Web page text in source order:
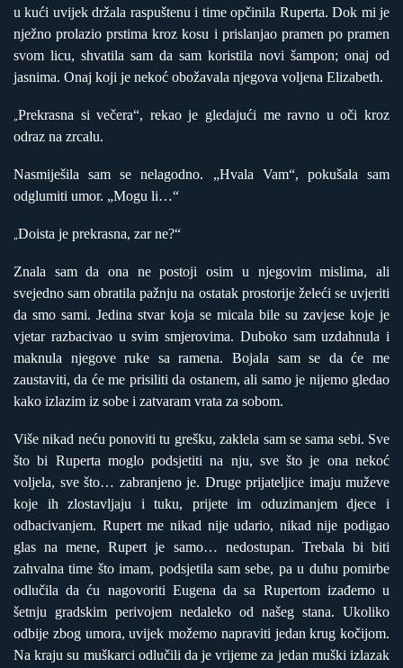
u kući uvijek držala raspuštenu i time opčinila Ruperta. Dok mi je
nježno prolazio prstima kroz kosu i prislanjao pramen po pramen
svom licu, shvatila sam da sam koristila novi šampon; onaj od
jasnima. Onaj koji je nekoć obožavala njegova voljena Elizabeth.
„Prekrasna si večera“, rekao je gledajući me ravno u oči kroz
odraz na zrcalu.
Nasmiješila sam se nelagodno. „Hvala Vam“, pokušala sam
odglumiti umor. „Mogu li…“
„Doista je prekrasna, zar ne?“
Znala sam da ona ne postoji osim u njegovim mislima, ali
svejedno sam obratila pažnju na ostatak prostorije želeći se uvjeriti
da smo sami. Jedina stvar koja se micala bile su zavjese koje je
vjetar razbacivao u svim smjerovima. Duboko sam uzdahnula i
maknula njegove ruke sa ramena. Bojala sam se da će me
zaustaviti, da će me prisiliti da ostanem, ali samo je nijemo gledao
kako izlazim iz sobe i zatvaram vrata za sobom.
Više nikad neću ponoviti tu grešku, zaklela sam se sama sebi. Sve
što bi Ruperta moglo podsjetiti na nju, sve što je ona nekoć
voljela, sve što… zabranjeno je. Druge prijateljice imaju muževe
koje ih zlostavljaju i tuku, prijete im oduzimanjem djece i
odbacivanjem. Rupert me nikad nije udario, nikad nije podigao
glas na mene, Rupert je samo… nedostupan. Trebala bi biti
zahvalna time što imam, podsjetila sam sebe, pa u duhu pomirbe
odlučila da ću nagovoriti Eugena da sa Rupertom izađemo u
šetnju gradskim perivojem nedaleko od našeg stana. Ukoliko
odbije zbog umora, uvijek možemo napraviti jedan krug kočijom.
Na kraju su muškarci odlučili da je vrijeme za jedan muški izlazak